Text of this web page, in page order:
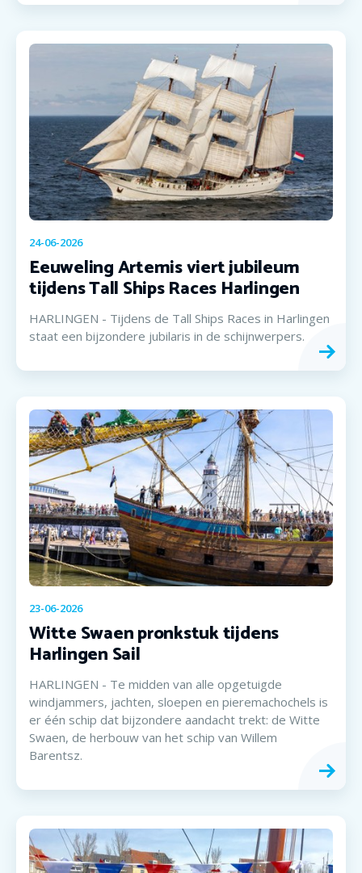
24-06-2026
Eeuweling Artemis viert jubileum
tijdens Tall Ships Races Harlingen
HARLINGEN - Tijdens de Tall Ships Races in Harlingen
staat een bijzondere jubilaris in de schijnwerpers.
23-06-2026
Witte Swaen pronkstuk tijdens
Harlingen Sail
HARLINGEN - Te midden van alle opgetuigde
windjammers, jachten, sloepen en pieremachochels is
er één schip dat bijzondere aandacht trekt: de Witte
Swaen, de herbouw van het schip van Willem
Barentsz.